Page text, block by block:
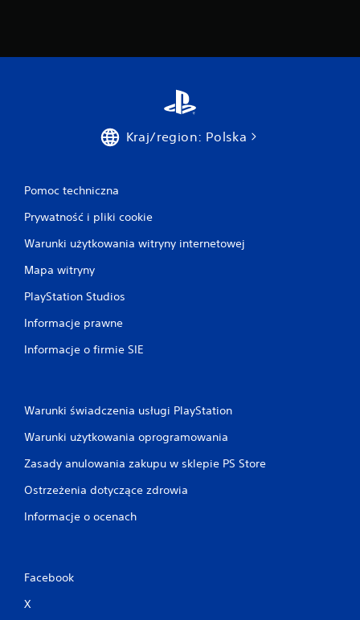
Kraj/region: Polska
Pomoc techniczna
Prywatność i pliki cookie
Warunki użytkowania witryny internetowej
Mapa witryny
PlayStation Studios
Informacje prawne
Informacje o firmie SIE
Warunki świadczenia usługi PlayStation
Warunki użytkowania oprogramowania
Zasady anulowania zakupu w sklepie PS Store
Ostrzeżenia dotyczące zdrowia
Informacje o ocenach
Facebook
X